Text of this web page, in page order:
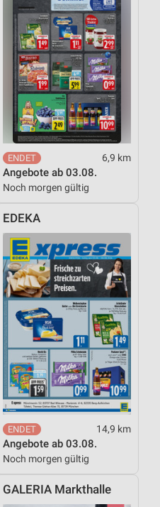
6,9 km
Angebote ab 03.08.
Noch morgen gültig
EDEKA
14,9 km
Angebote ab 03.08.
Noch morgen gültig
GALERIA Markthalle